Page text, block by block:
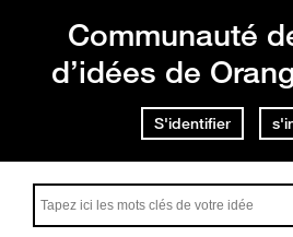
Communauté
d’idées de
S'identifier